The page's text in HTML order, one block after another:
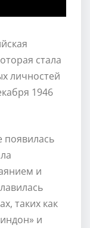
стала
личностей
1946
появилась
и
таких как
и